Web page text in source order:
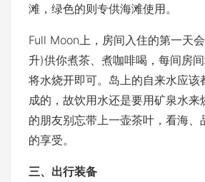
滩，绿色的则专供海滩使用。
Full Moon上，房间入住的第一天
升)供你煮茶、煮咖啡喝，每间房
将水烧开即可。岛上的自来水应该
成的，故饮用水还是要用矿泉水来
的朋友别忘带上一壶茶叶，看海、
的享受。
三、出行装备